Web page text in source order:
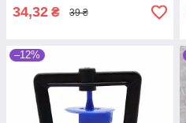
34,32 ₴ 39 ₴
–12%